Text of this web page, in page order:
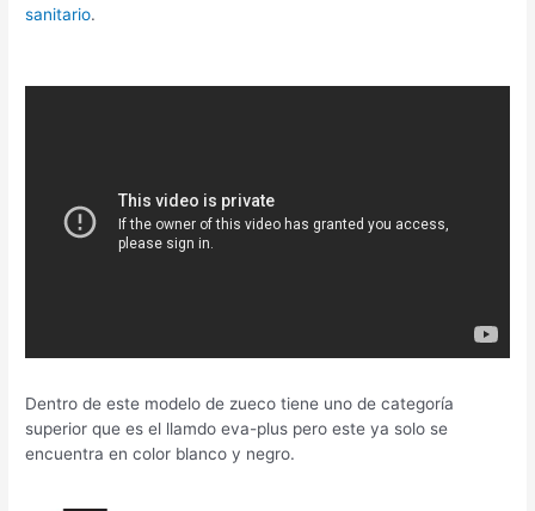
sanitario.
Dentro de este modelo de zueco tiene uno de categoría
superior que es el llamdo eva-plus pero este ya solo se
encuentra en color blanco y negro.